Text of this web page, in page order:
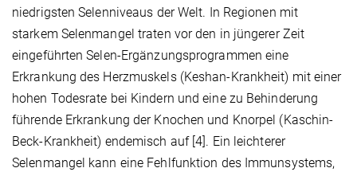
niedrigsten Selenniveaus der Welt. In Regionen mit
starkem Selenmangel traten vor den in jüngerer Zeit
eingeführten Selen-Ergänzungsprogrammen eine
Erkrankung des Herzmuskels (Keshan-Krankheit) mit einer
hohen Todesrate bei Kindern und eine zu Behinderung
führende Erkrankung der Knochen und Knorpel (Kaschin-
Beck-Krankheit) endemisch auf [4]. Ein leichterer
Selenmangel kann eine Fehlfunktion des Immunsystems,